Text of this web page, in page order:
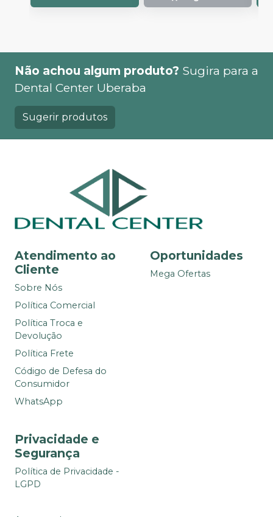
Não achou algum produto? Sugira para a
Dental Center Uberaba
Sugerir produtos
Atendimento ao
Cliente
Sobre Nós
Política Comercial
Política Troca e
Devolução
Política Frete
Código de Defesa do
Consumidor
WhatsApp
Oportunidades
Mega Ofertas
Privacidade e
Segurança
Política de Privacidade -
LGPD